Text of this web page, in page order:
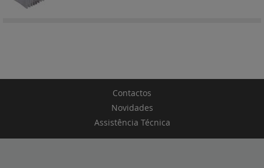
Contactos
Novidades
Assistência Técnica